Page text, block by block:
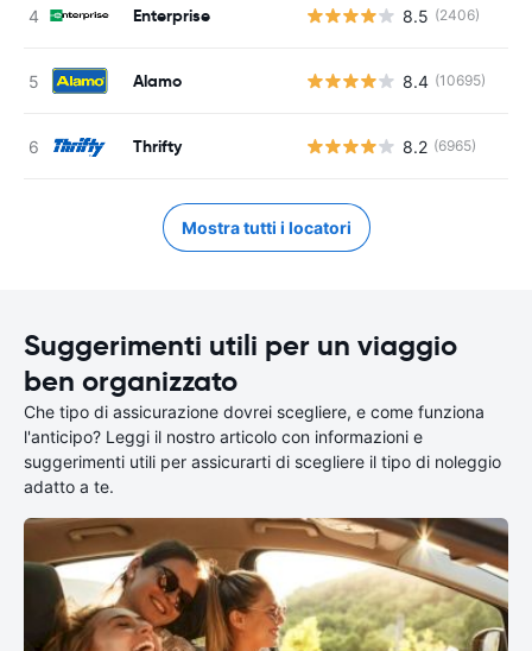
Enterprise 8.5 (2406)
Alamo 8.4 (10695)
Thrifty 8.2 (6965)
Mostra tutti i locatori
Suggerimenti utili per un viaggio
ben organizzato
Che tipo di assicurazione dovrei scegliere, e come funziona
l'anticipo? Leggi il nostro articolo con informazioni e
suggerimenti utili per assicurarti di scegliere il tipo di noleggio
adatto a te.